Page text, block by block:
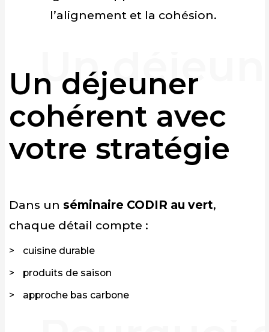
l’alignement et la cohésion.
Un déjeuner
cohérent avec
votre stratégie
Dans un séminaire CODIR au vert,
chaque détail compte :
cuisine durable
produits de saison
approche bas carbone